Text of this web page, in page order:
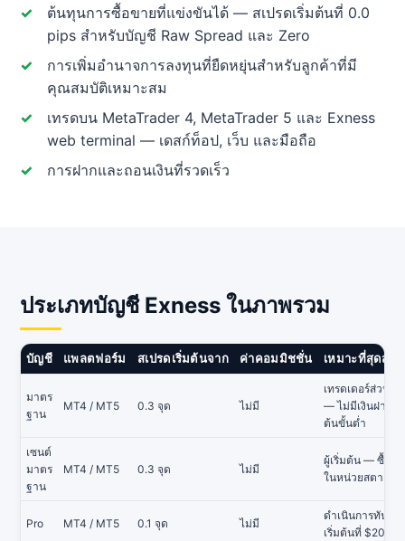
ต้นทุนการซื้อขายที่แข่งขันได้ — สเปรดเริ่มต้นที่ 0.0
pips สำหรับบัญชี Raw Spread และ Zero
การเพิ่มอำนาจการลงทุนที่ยืดหยุ่นสำหรับลูกค้าที่มี
คุณสมบัติเหมาะสม
เทรดบน MetaTrader 4, MetaTrader 5 และ Exness
web terminal — เดสก์ท็อป, เว็บ และมือถือ
การฝากและถอนเงินที่รวดเร็ว
ประเภทบัญชี Exness ในภาพรวม
บัญชี แพลตฟอร์ม สเปรดเริ่มต้นจาก ค่าคอมมิชชั่น เหมาะที่สุดสำ
มาตร
ฐาน
MT4 / MT5 0.3 จุด ไม่มี
เทรดเดอร์ส่วนใ
— ไม่มีเงินฝากเริ่
ต้นขั้นต่ำ
เซนต์
มาตร
ฐาน
MT4 / MT5 0.3 จุด ไม่มี
ผู้เริ่มต้น — ซื้อข
ในหน่วยสตางค์
Pro MT4 / MT5 0.1 จุด ไม่มี
ดำเนินการทันที
เริ่มต้นที่ $200